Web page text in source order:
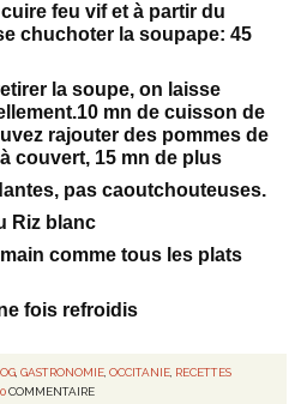
feu vif et à partir du
chuchoter la soupape: 45
la soupe, on laisse
mn de cuisson de
rajouter des pommes de
couvert, 15 mn de plus
pas caoutchouteuses.
Riz blanc
comme tous les plats
fois refroidis
, GASTRONOMIE, OCCITANIE, RECETTES
0 COMMENTAIRE